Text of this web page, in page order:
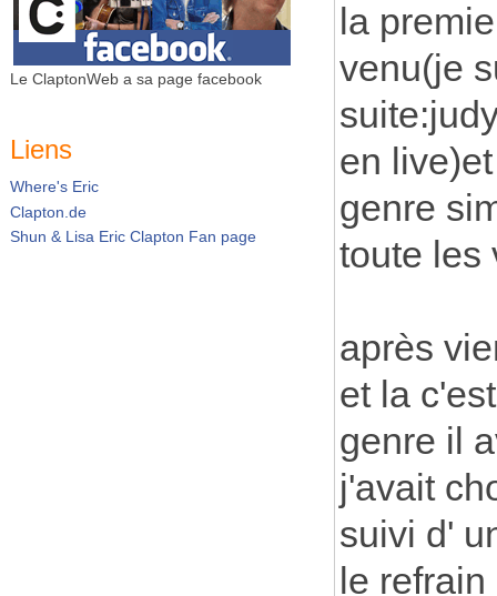
Le ClaptonWeb a sa page facebook
Liens
Where's Eric
Clapton.de
Shun & Lisa Eric Clapton Fan page
la
venu(je
en
genre
toute les
après
et la
genre il
j'avait
suivi d'
le